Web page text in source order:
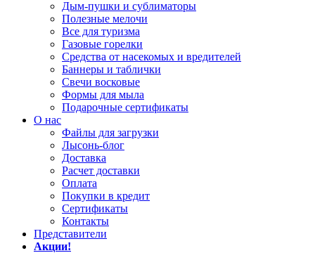
Дым-пушки и сублиматоры
Полезные мелочи
Все для туризма
Газовые горелки
Средства от насекомых и вредителей
Баннеры и таблички
Свечи восковые
Формы для мыла
Подарочные сертификаты
О нас
Файлы для загрузки
Лысонь-блог
Доставка
Расчет доставки
Оплата
Покупки в кредит
Сертификаты
Контакты
Представители
Акции!